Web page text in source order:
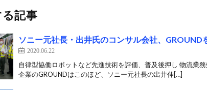
る記事
ソニー元社長・出井氏のコンサル会社、GROUND
2020.06.22
自律型協働ロボットなど先進技術を評価、普及後押し 物流業
企業のGROUNDはこのほど、ソニー元社長の出井伸[…]